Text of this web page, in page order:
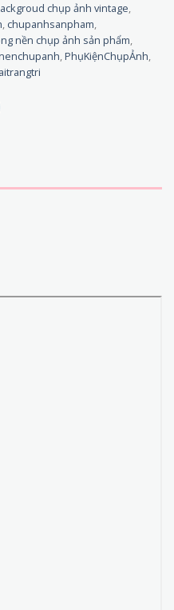
chụp ảnh vintage,
, chupanhsanpham,
nền chụp ảnh sản phẩm,
,PhụKiệnChụpẢnh,